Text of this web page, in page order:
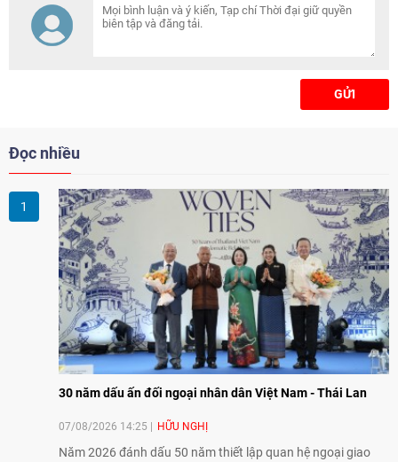
dẫn đầu cả nước về thu hút đầu
tư nước ngoài trong năm 2026.
GỬI
Đọc nhiều
30 năm dấu ấn đối ngoại nhân dân Việt Nam - Thái Lan
07/08/2026 14:25 HỮU NGHỊ
Năm 2026 đánh dấu 50 năm thiết lập quan hệ ngoại giao